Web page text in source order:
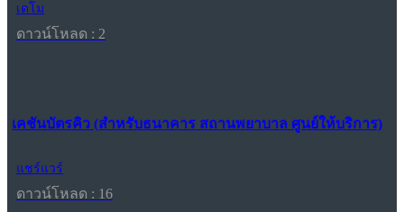
เดโม
ดาวน์โหลด : 2
เคชันบัตรคิว (สำหรับธนาคาร สถานพยาบาล ศูนย์ให้บริการ)
แชร์แวร์
ดาวน์โหลด : 16